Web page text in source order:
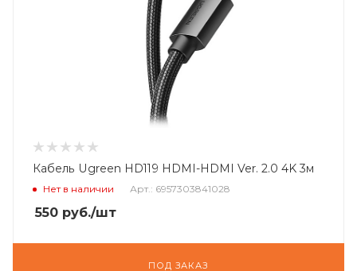
Кабель Ugreen HD119 HDMI-HDMI Ver. 2.0 4K 3м
Нет в наличии Арт.: 6957303841028
550 руб./шт
ПОД ЗАКАЗ